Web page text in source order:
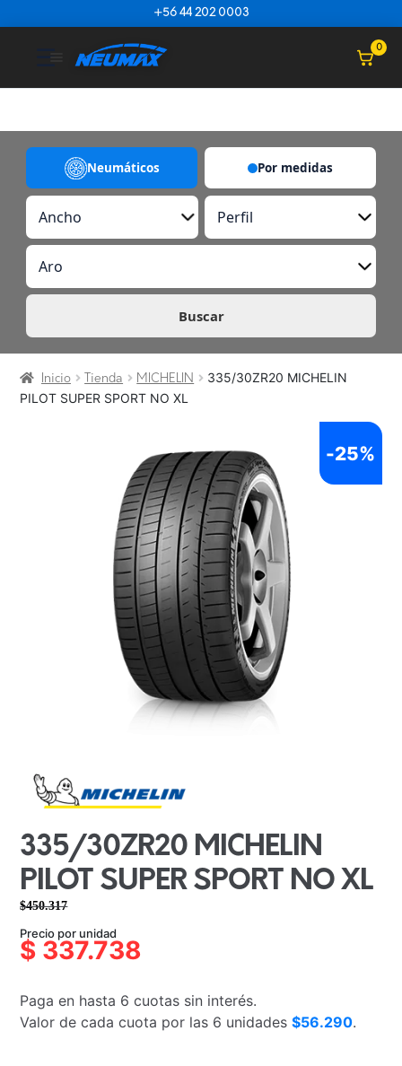
+56 44 202 0003
☰ 0
Neumáticos Por medidas
A
c
o
P
r
i
l
A
o
Buscar
Inicio Tienda MICHELIN
335/30ZR20 MICHELIN
PILOT SUPER SPORT NO XL
335/30ZR20 MICHELIN
PILOT SUPER SPORT NO XL
$450.317
precio
original
$450.317.
precio
actual
$337.738.
Precio por unidad
$ 337.738
Paga en hasta 6 cuotas sin interés.
Valor de cada cuota por las 6 unidades$56.290.
-25%